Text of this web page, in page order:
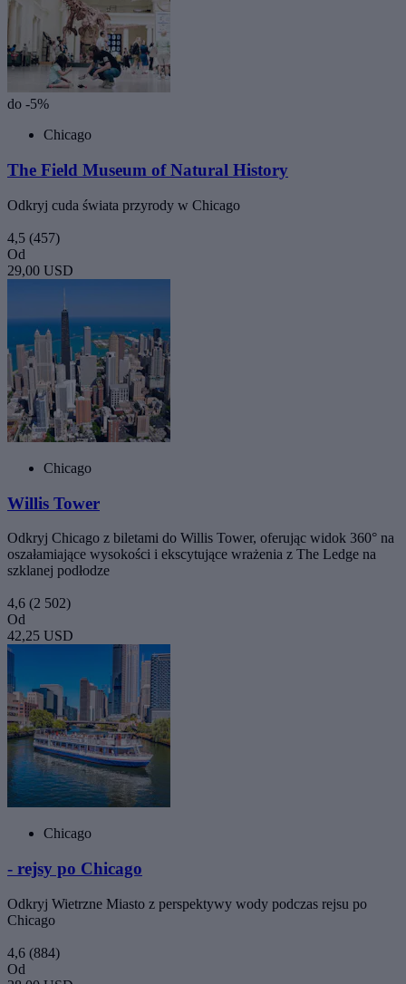
do -5%
Chicago
The Field Museum of Natural History
Odkryj cuda świata przyrody w Chicago
4,5 (457)
Od
29,00 USD
Chicago
Willis Tower
Odkryj Chicago z biletami do Willis Tower, oferując widok 360° na
oszałamiające wysokości i ekscytujące wrażenia z The Ledge na
szklanej podłodze
4,6 (2 502)
Od
42,25 USD
Chicago
- rejsy po Chicago
Odkryj Wietrzne Miasto z perspektywy wody podczas rejsu po
Chicago
4,6 (884)
Od